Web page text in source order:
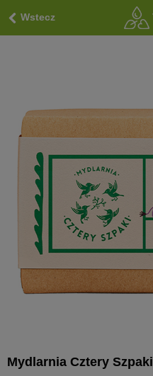
Wstecz
Mydlarnia Cztery Szpaki